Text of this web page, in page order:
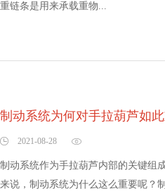
重链条是用来承载重物...
制动系统为何对手拉葫芦如
2021-08-28
制动系统作为手拉葫芦内部的关键组
来说，制动系统为什么这么重要呢？